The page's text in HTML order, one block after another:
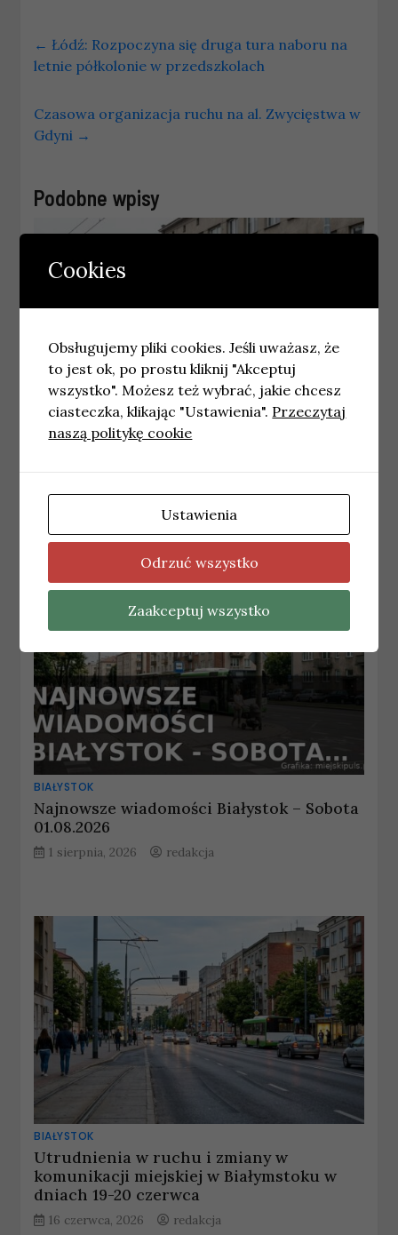
← Łódź: Rozpoczyna się druga tura naboru na
letnie półkolonie w przedszkolach
Czasowa organizacja ruchu na al. Zwycięstwa w
Gdyni →
Podobne wpisy
BIAŁYSTOK
Baranowicka / Gródecka od 18 maja
BIAŁYSTOK
Najnowsze wiadomości Białystok – Sobota
01.08.2026
1 sierpnia, 2026 redakcja
BIAŁYSTOK
Utrudnienia w ruchu i zmiany w
komunikacji miejskiej w Białymstoku w
dniach 19-20 czerwca
16 czerwca, 2026 redakcja
Cookies
Obsługujemy pliki cookies. Jeśli uważasz, że
to jest ok, po prostu kliknij "Akceptuj
wszystko". Możesz też wybrać, jakie chcesz
ciasteczka, klikając "Ustawienia". Przeczytaj
naszą politykę cookie
Ustawienia
Odrzuć wszystko
Zaakceptuj wszystko